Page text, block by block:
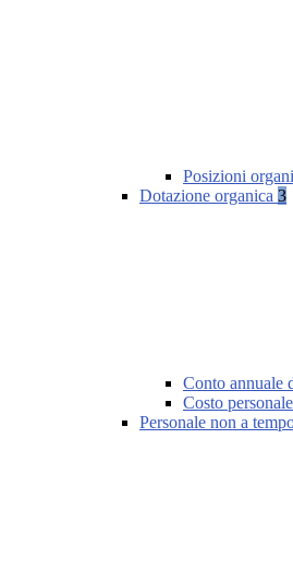
Posizioni
Dotazione organica 3
Conto annuale
Costo
Personale non a